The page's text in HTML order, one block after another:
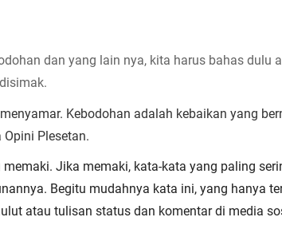
dan yang lain nya, kita harus bahas dulu
Kebodohan adalah kebaikan yang
Plesetan.
Jika memaki, kata-kata yang paling
Begitu mudahnya kata ini, yang hanya
atau tulisan status dan komentar di media